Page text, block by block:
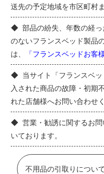
送先の予定地域を市区町村
部品の紛失、年数の経
のないフランスベッド製品
は、
「フランスベッドお客
当サイト「フランスベ
入された商品の故障・初期
れた店舗様へお問い合わせ
営業・勧誘に関するお
いております。
不用品の引取りについ